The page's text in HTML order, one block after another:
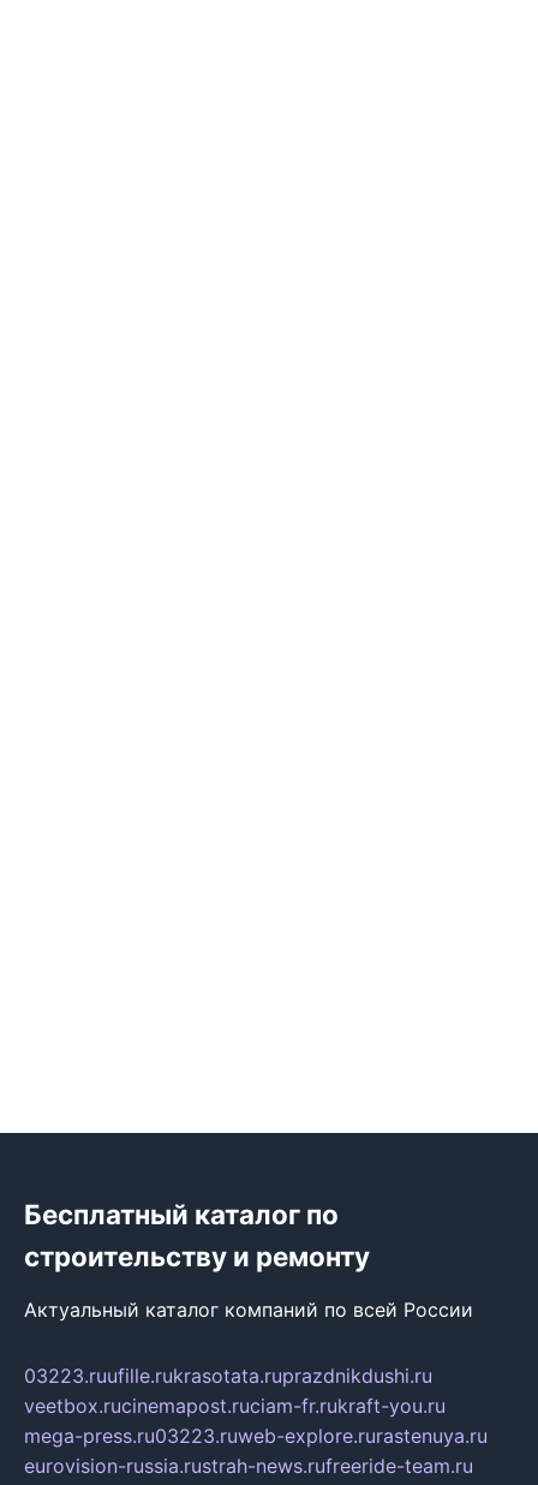
Бесплатный каталог по
строительству и ремонту
Актуальный каталог компаний по всей России
03223.ruufille.rukrasotata.ruprazdnikdushi.ru
veetbox.rucinemapost.ruciam-fr.rukraft-you.ru
mega-press.ru03223.ruweb-explore.rurastenuya.ru
eurovision-russia.rustrah-news.rufreeride-team.ru